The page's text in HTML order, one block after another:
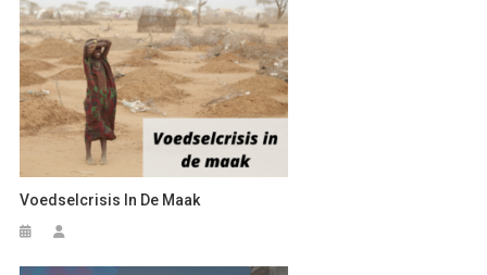
Voedselcrisis In De Maak